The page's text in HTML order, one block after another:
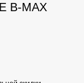
B-MAX